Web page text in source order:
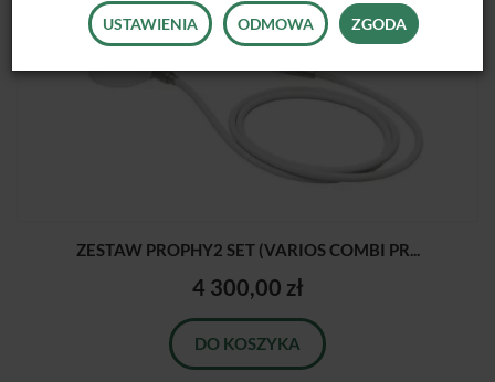
ZESTAW PROPHY2 SET (VARIOS COMBI PR...
4 300,00 zł
DO KOSZYKA
USTAWIENIA ODMOWA ZGODA